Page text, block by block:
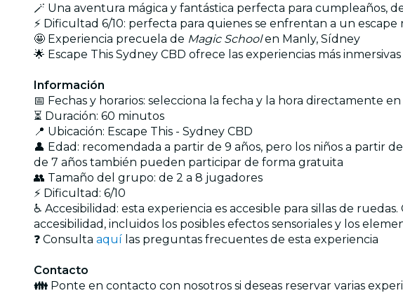
🪄 Una aventura mágica y fantástica perfecta para cumpleaños,
⚡ Dificultad 6/10: perfecta para quienes se enfrentan a un
🤩 Experiencia precuela de Magic Schoolen Manly, Sídney
🌟 Escape This Sydney CBD ofrece las experiencias más
Información
📅 Fechas y horarios: selecciona la fecha y la hora directamente
⏳ Duración: 60 minutos
📍 Ubicación: Escape This - Sydney CBD
👤 Edad: recomendada a partir de 9 años, pero los niños a partir
de 7 años también pueden participar de forma gratuita
👥 Tamaño del grupo: de 2 a 8 jugadores
⚡ Dificultad: 6/10
♿ Accesibilidad: esta experiencia es accesible para sillas de
accesibilidad, incluidos los posibles efectos sensoriales y los
❓ Consulta aquí las preguntas frecuentes de esta experiencia
Contacto
👪 Ponte en contacto con nosotros si deseas reservar varias